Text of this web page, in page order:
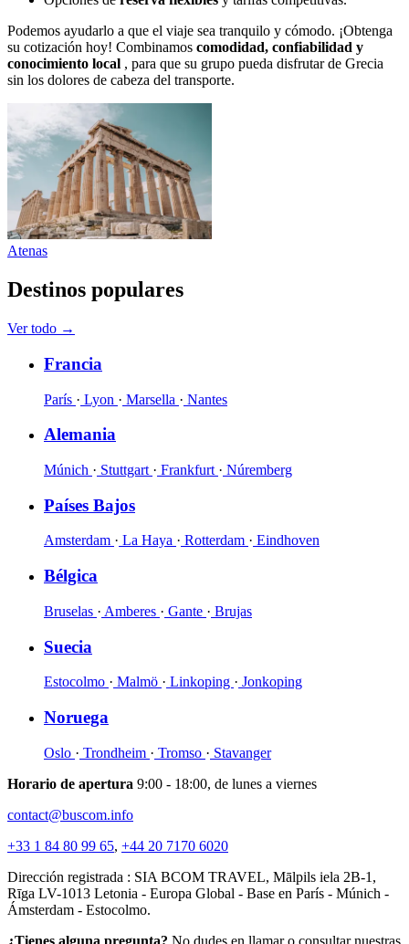
Podemos ayudarlo a que el viaje sea tranquilo y cómodo. ¡Obtenga
su cotización hoy! Combinamos comodidad, confiabilidad y
conocimiento local , para que su grupo pueda disfrutar de Grecia
sin los dolores de cabeza del transporte.
Atenas
Destinos populares
Ver todo →
Francia
París · Lyon · Marsella · Nantes
Alemania
Múnich · Stuttgart · Frankfurt · Núremberg
Países Bajos
Amsterdam · La Haya · Rotterdam · Eindhoven
Bélgica
Bruselas · Amberes · Gante · Brujas
Suecia
Estocolmo · Malmö · Linkoping · Jonkoping
Noruega
Oslo · Trondheim · Tromso · Stavanger
Horario de apertura 9:00 - 18:00, de lunes a viernes
contact@buscom.info
+33 1 84 80 99 65, +44 20 7170 6020
Dirección registrada : SIA BCOM TRAVEL, Mālpils iela 2B-1,
Rīga LV-1013 Letonia - Europa Global - Base en París - Múnich -
Ámsterdam - Estocolmo.
¿Tienes alguna pregunta? No dudes en llamar o consultar nuestras